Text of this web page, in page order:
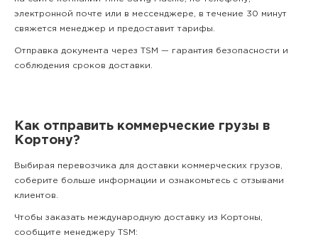
электронной почте или в мессенджере, в течение 30 минут
свяжется менеджер и предоставит тарифы.
Отправка документа через TSM — гарантия безопасности и
соблюдения сроков доставки.
Как отправить коммерческие грузы в
Кортону?
Выбирая перевозчика для доставки коммерческих грузов,
соберите больше информации и ознакомьтесь с отзывами
клиентов.
Чтобы заказать международную доставку из Кортоны,
сообщите менеджеру TSM: